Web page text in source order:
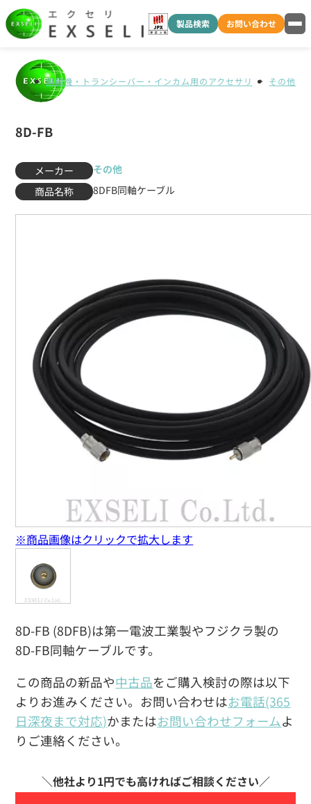
製品検索 お問い合わせ
無線機・トランシーバー・インカム用のアクセサリ その他
8D-FB
メーカー
その他
商品名称
8DFB同軸ケーブル
8D-FB (8DFB)は第一電波工業製やフジクラ製の
8D-FB同軸ケーブルです。
この商品の新品や中古品をご購入検討の際は以下
よりお進みください。お問い合わせはお電話(365
日深夜まで対応)かまたはお問い合わせフォームよ
りご連絡ください。
※商品画像はクリックで拡大します